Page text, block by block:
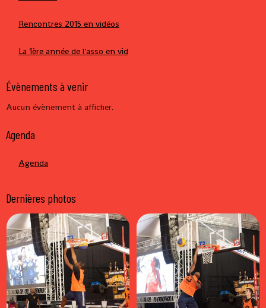
Rencontres 2015 en vidéos
La 1ère année de l'asso en vid
Évènements à venir
Aucun évènement à afficher.
Agenda
Agenda
Dernières photos